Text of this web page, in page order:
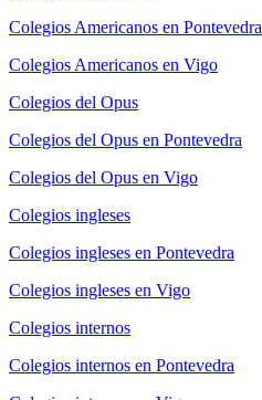
Colegios Americanos en Pontevedra
Colegios Americanos en Vigo
Colegios del Opus
Colegios del Opus en Pontevedra
Colegios del Opus en Vigo
Colegios ingleses
Colegios ingleses en Pontevedra
Colegios ingleses en Vigo
Colegios internos
Colegios internos en Pontevedra